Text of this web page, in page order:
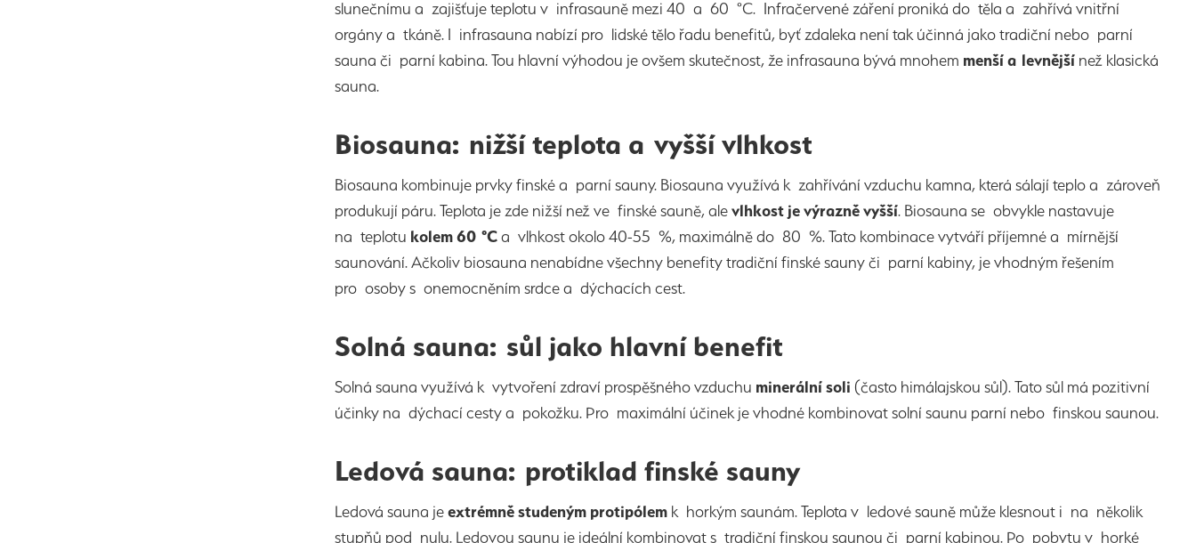
slunečnímu a zajišťuje teplotu v infrasauně mezi 40 a 60 °C. Infračervené záření proniká do těla a zahřívá vnitřní
orgány a tkáně. I infrasauna nabízí pro lidské tělo řadu benefitů, byť zdaleka není tak účinná jako tradiční nebo parní
sauna či parní kabina. Tou hlavní výhodou je ovšem skutečnost, že infrasauna bývá mnohem menší a levnější než klasická
sauna.
Biosauna: nižší teplota a vyšší vlhkost
Biosauna kombinuje prvky finské a parní sauny. Biosauna využívá k zahřívání vzduchu kamna, která sálají teplo a zároveň
produkují páru. Teplota je zde nižší než ve finské sauně, alevlhkost je výrazně vyšší. Biosauna se obvykle nastavuje
na teplotu kolem 60 °Ca vlhkost okolo 40-55 %, maximálně do 80 %. Tato kombinace vytváří příjemné a mírnější
saunování. Ačkoliv biosauna nenabídne všechny benefity tradiční finské sauny či parní kabiny, je vhodným řešením
pro osoby s onemocněním srdce a dýchacích cest.
Solná sauna: sůl jako hlavní benefit
Solná sauna využívá k vytvoření zdraví prospěšného vzduchu minerální soli (často himálajskou sůl). Tato sůl má pozitivní
účinky na dýchací cesty a pokožku. Pro maximální účinek je vhodné kombinovat solní saunu parní nebo finskou saunou.
Ledová sauna: protiklad finské sauny
Ledová sauna jeextrémně studeným protipólem k horkým saunám. Teplota v ledové sauně může klesnout i na několik
stupňů pod nulu. Ledovou saunu je ideální kombinovat s tradiční finskou saunou či parní kabinou. Po pobytu v horké